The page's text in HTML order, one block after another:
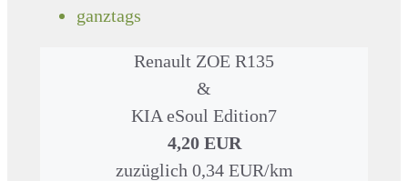
ganztags
Renault ZOE R135
&
KIA eSoul Edition7
4,20 EUR
zuzüglich 0,34 EUR/km